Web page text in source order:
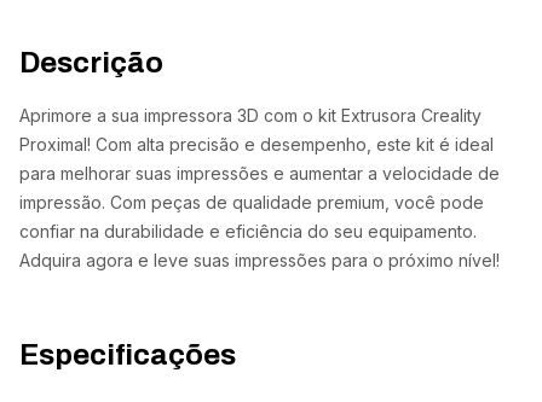
Descrição
Aprimore a sua impressora 3D com o kit Extrusora Creality
Proximal! Com alta precisão e desempenho, este kit é ideal
para melhorar suas impressões e aumentar a velocidade de
impressão. Com peças de qualidade premium, você pode
confiar na durabilidade e eficiência do seu equipamento.
Adquira agora e leve suas impressões para o próximo nível!
Especificações